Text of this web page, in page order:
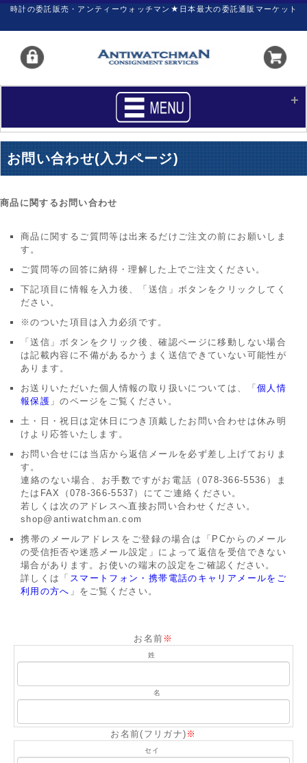
時計の委託販売・アンティーウォッチマン★日本最大の委託通販マーケット
買いたい 売りたい
サポート
新着リスト 価格ダウン
カレンダープライス ファイナルボックス
お問い合わせ(入力ページ)
商品に関するお問い合わせ
商品に関するご質問等は出来るだけご注文の前にお願いしま
す。
ご質問等の回答に納得・理解した上でご注文ください。
下記項目に情報を入力後、「送信」ボタンをクリックしてく
ださい。
※のついた項目は入力必須です。
「送信」ボタンをクリック後、確認ページに移動しない場合
は記載内容に不備があるかうまく送信できていない可能性が
あります。
お送りいただいた個人情報の取り扱いについては、「 個人情
報保護 」のページをご覧ください。
土・日・祝日は定休日につき頂戴したお問い合わせは休み明
けより応答いたします。
お問い合せには当店から返信メールを必ず差し上げておりま
す。
連絡のない場合、お手数ですがお電話（078-366-5536）ま
たはFAX（078-366-5537）にてご連絡ください。
若しくは次のアドレスへ直接お問い合わせください。
shop@antiwatchman.com
携帯のメールアドレスをご登録の場合は「PCからのメール
の受信拒否や迷惑メール設定」によって返信を受信できない
場合があります。お使いの端末の設定をご確認ください。
詳しくは「 スマートフォン・携帯電話のキャリアメールをご
利用の方へ 」をご覧ください。
お名前 ※
姓
名
お名前(フリガナ) ※
セイ